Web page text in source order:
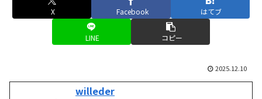
X Facebook はてブ
LINE コピー
2025.12.10
willeder